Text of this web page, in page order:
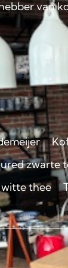
van
zwarte
witte thee